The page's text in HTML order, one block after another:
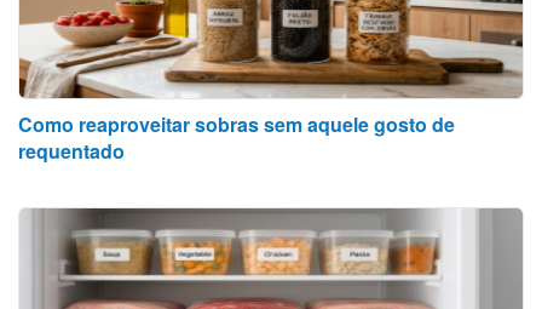
Como reaproveitar sobras sem aquele gosto de
requentado